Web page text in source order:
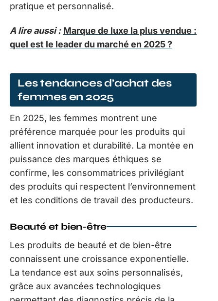
pratique et personnalisé.
A lire aussi : Marque de luxe la plus vendue :
quel est le leader du marché en 2025 ?
Les tendances d’achat des
femmes en 2025
En 2025, les femmes montrent une
préférence marquée pour les produits qui
allient innovation et durabilité. La montée en
puissance des marques éthiques se
confirme, les consommatrices privilégiant
des produits qui respectent l’environnement
et les conditions de travail des producteurs.
Beauté et bien-être
Les produits de beauté et de bien-être
connaissent une croissance exponentielle.
La tendance est aux soins personnalisés,
grâce aux avancées technologiques